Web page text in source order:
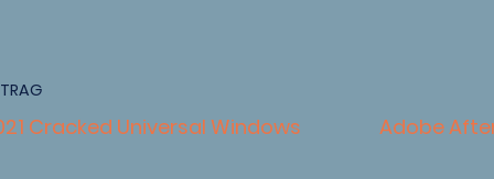
Cracked Universal Windows
Adobe